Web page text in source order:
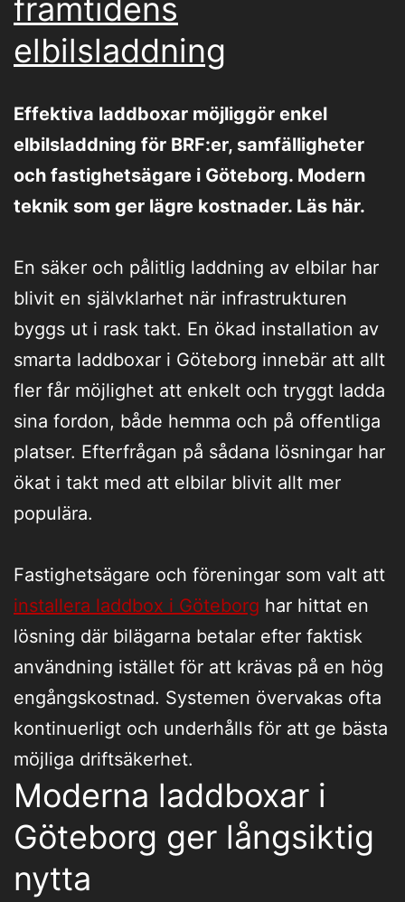
framtidens
elbilsladdning
Effektiva laddboxar möjliggör enkel
elbilsladdning för BRF:er, samfälligheter
och fastighetsägare i Göteborg. Modern
teknik som ger lägre kostnader. Läs här.
En säker och pålitlig laddning av elbilar har
blivit en självklarhet när infrastrukturen
byggs ut i rask takt. En ökad installation av
smarta laddboxar i Göteborg innebär att allt
fler får möjlighet att enkelt och tryggt ladda
sina fordon, både hemma och på offentliga
platser. Efterfrågan på sådana lösningar har
ökat i takt med att elbilar blivit allt mer
populära.
Fastighetsägare och föreningar som valt att
installera laddbox i Göteborg har hittat en
lösning där bilägarna betalar efter faktisk
användning istället för att krävas på en hög
engångskostnad. Systemen övervakas ofta
kontinuerligt och underhålls för att ge bästa
möjliga driftsäkerhet.
Moderna laddboxar i
Göteborg ger långsiktig
nytta